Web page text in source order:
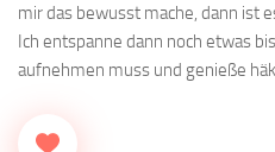
mir das bewusst mache, dann ist
Ich entspanne dann noch etwas
aufnehmen muss und genieße